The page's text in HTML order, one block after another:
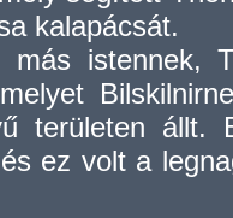
kalapácsát.
más istennek,
területen állt.
ez volt a